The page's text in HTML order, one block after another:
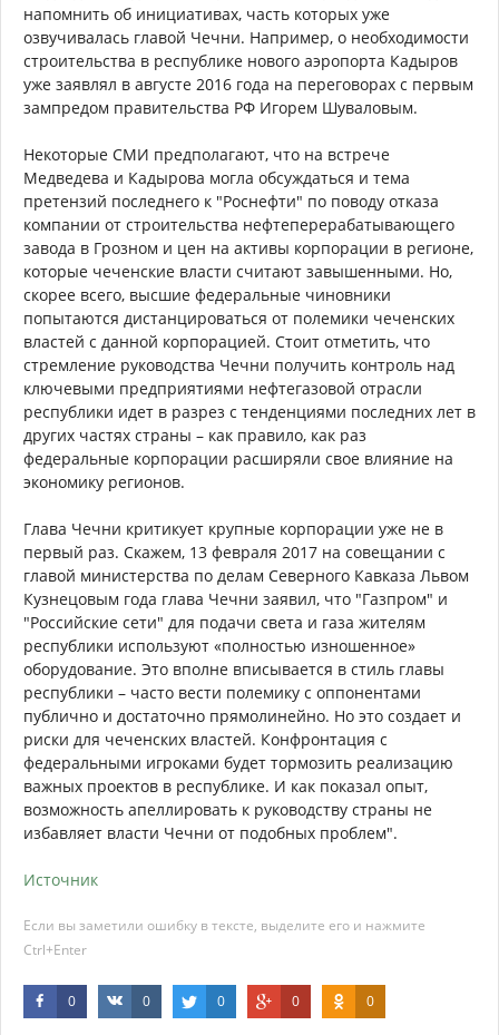
напомнить об инициативах, часть которых уже
озвучивалась главой Чечни. Например, о необходимости
строительства в республике нового аэропорта Кадыров
уже заявлял в августе 2016 года на переговорах с первым
зампредом правительства РФ Игорем Шуваловым.
Некоторые СМИ предполагают, что на встрече
Медведева и Кадырова могла обсуждаться и тема
претензий последнего к "Роснефти" по поводу отказа
компании от строительства нефтеперерабатывающего
завода в Грозном и цен на активы корпорации в регионе,
которые чеченские власти считают завышенными. Но,
скорее всего, высшие федеральные чиновники
попытаются дистанцироваться от полемики чеченских
властей с данной корпорацией. Стоит отметить, что
стремление руководства Чечни получить контроль над
ключевыми предприятиями нефтегазовой отрасли
республики идет в разрез с тенденциями последних лет в
других частях страны – как правило, как раз
федеральные корпорации расширяли свое влияние на
экономику регионов.
Глава Чечни критикует крупные корпорации уже не в
первый раз. Скажем, 13 февраля 2017 на совещании с
главой министерства по делам Северного Кавказа Львом
Кузнецовым года глава Чечни заявил, что "Газпром" и
"Российские сети" для подачи света и газа жителям
республики используют «полностью изношенное»
оборудование. Это вполне вписывается в стиль главы
республики – часто вести полемику с оппонентами
публично и достаточно прямолинейно. Но это создает и
риски для чеченских властей. Конфронтация с
федеральными игроками будет тормозить реализацию
важных проектов в республике. И как показал опыт,
возможность апеллировать к руководству страны не
избавляет власти Чечни от подобных проблем".
Источник
Если вы заметили ошибку в тексте, выделите его и нажмите
Ctrl+Enter
0 0 0 0 0